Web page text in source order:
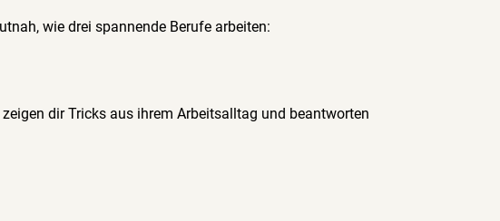
wie drei spannende Berufe arbeiten:
dir Tricks aus ihrem Arbeitsalltag und beantworten